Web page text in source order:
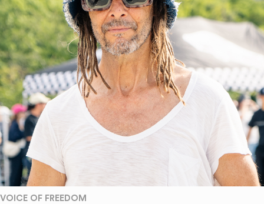
VOICE OF FREEDOM